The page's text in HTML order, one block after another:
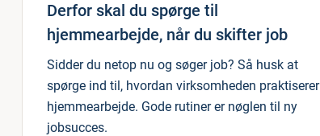
Derfor skal du spørge til
hjemmearbejde, når du skifter job
Sidder du netop nu og søger job? Så husk at
spørge ind til, hvordan virksomheden praktiserer
hjemmearbejde. Gode rutiner er nøglen til ny
jobsucces.